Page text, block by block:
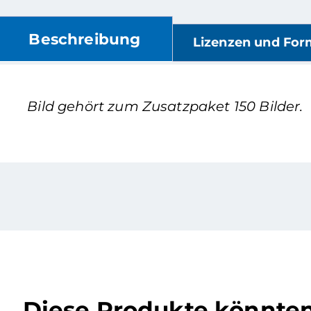
Beschreibung Lizenzen und
Bild gehört zum Zusatzpaket 150 Bilder.